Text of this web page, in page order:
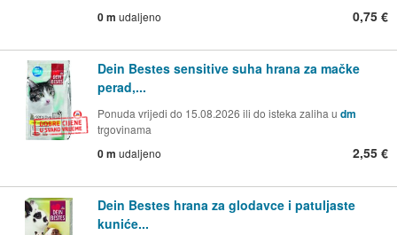
0 m udaljeno 0,75 €
Dein Bestes sensitive suha hrana za mačke
perad,...
Ponuda vrijedi do 15.08.2026 ili do isteka zaliha u dm
trgovinama
0 m udaljeno 2,55 €
Dein Bestes hrana za glodavce i patuljaste
kuniće...